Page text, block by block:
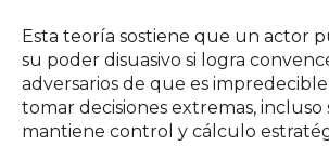
Esta teoría sostiene que un actor
su poder disuasivo si logra
adversarios de que es
tomar decisiones extremas, incluso
mantiene control y cálculo